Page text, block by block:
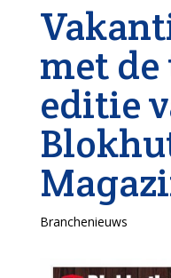
met de
editie
Branchenieuws